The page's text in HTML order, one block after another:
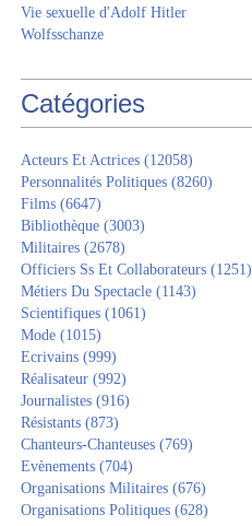
Vie sexuelle d'Adolf Hitler
Wolfsschanze
Catégories
Acteurs Et Actrices (12058)
Personnalités Politiques (8260)
Films (6647)
Bibliothèque (3003)
Militaires (2678)
Officiers Ss Et Collaborateurs (1251)
Métiers Du Spectacle (1143)
Scientifiques (1061)
Mode (1015)
Ecrivains (999)
Réalisateur (992)
Journalistes (916)
Résistants (873)
Chanteurs-Chanteuses (769)
Evènements (704)
Organisations Militaires (676)
Organisations Politiques (628)